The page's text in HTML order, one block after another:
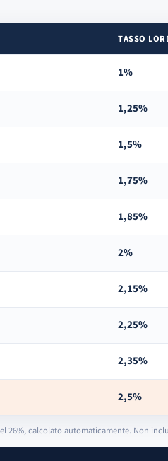
TASSO
1%
1,25%
1,5%
1,75%
1,85%
2%
2,15%
2,25%
2,35%
2,5%
26%, calcolato automaticamente. Non